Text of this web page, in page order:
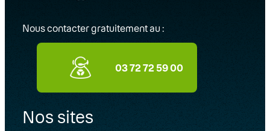
Nous contacter gratuitement au :
03 72 72 59 00
Nos sites